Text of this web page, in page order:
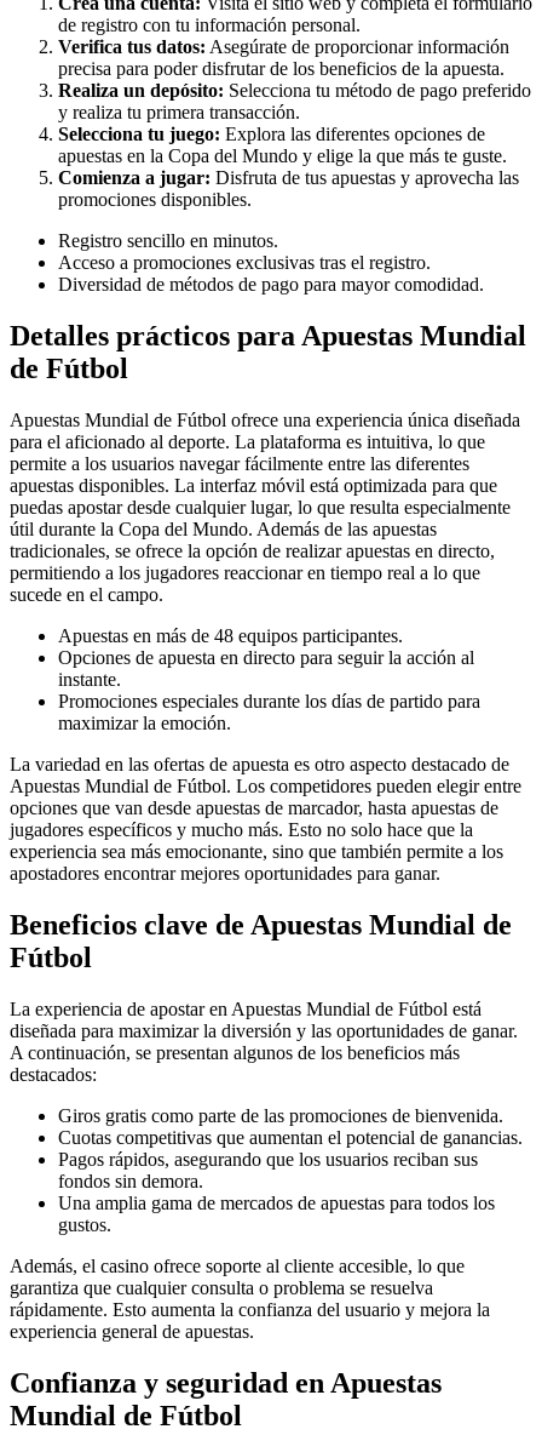
de registro con tu información personal.
Verifica tus datos: Asegúrate de proporcionar información
precisa para poder disfrutar de los beneficios de la apuesta.
Realiza un depósito: Selecciona tu método de pago preferido
y realiza tu primera transacción.
Selecciona tu juego: Explora las diferentes opciones de
apuestas en la Copa del Mundo y elige la que más te guste.
Comienza a jugar: Disfruta de tus apuestas y aprovecha las
promociones disponibles.
Registro sencillo en minutos.
Acceso a promociones exclusivas tras el registro.
Diversidad de métodos de pago para mayor comodidad.
Detalles prácticos para Apuestas Mundial
de Fútbol
Apuestas Mundial de Fútbol ofrece una experiencia única diseñada
para el aficionado al deporte. La plataforma es intuitiva, lo que
permite a los usuarios navegar fácilmente entre las diferentes
apuestas disponibles. La interfaz móvil está optimizada para que
puedas apostar desde cualquier lugar, lo que resulta especialmente
útil durante la Copa del Mundo. Además de las apuestas
tradicionales, se ofrece la opción de realizar apuestas en directo,
permitiendo a los jugadores reaccionar en tiempo real a lo que
sucede en el campo.
Apuestas en más de 48 equipos participantes.
Opciones de apuesta en directo para seguir la acción al
instante.
Promociones especiales durante los días de partido para
maximizar la emoción.
La variedad en las ofertas de apuesta es otro aspecto destacado de
Apuestas Mundial de Fútbol. Los competidores pueden elegir entre
opciones que van desde apuestas de marcador, hasta apuestas de
jugadores específicos y mucho más. Esto no solo hace que la
experiencia sea más emocionante, sino que también permite a los
apostadores encontrar mejores oportunidades para ganar.
Beneficios clave de Apuestas Mundial de
Fútbol
La experiencia de apostar en Apuestas Mundial de Fútbol está
diseñada para maximizar la diversión y las oportunidades de ganar.
A continuación, se presentan algunos de los beneficios más
destacados:
Giros gratis como parte de las promociones de bienvenida.
Cuotas competitivas que aumentan el potencial de ganancias.
Pagos rápidos, asegurando que los usuarios reciban sus
fondos sin demora.
Una amplia gama de mercados de apuestas para todos los
gustos.
Además, el casino ofrece soporte al cliente accesible, lo que
garantiza que cualquier consulta o problema se resuelva
rápidamente. Esto aumenta la confianza del usuario y mejora la
experiencia general de apuestas.
Confianza y seguridad en Apuestas
Mundial de Fútbol